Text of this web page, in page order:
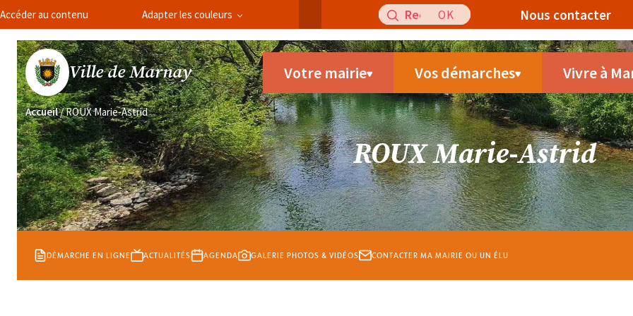
Accéder au contenu Adapter les couleurs
Recherche
pour
:
Nous contacter
Ville de Marnay Votre mairie Vos démarches Vivre à
Accueil/ROUX Marie-Astrid
ROUX Marie-Astrid
DÉMARCHE EN LIGNE ACTUALITÉS AGENDA GALERIE PHOTOS & VIDÉOS CONTACTER MA MAIRIE OU UN ÉLU
Panneau de gestion des cookies